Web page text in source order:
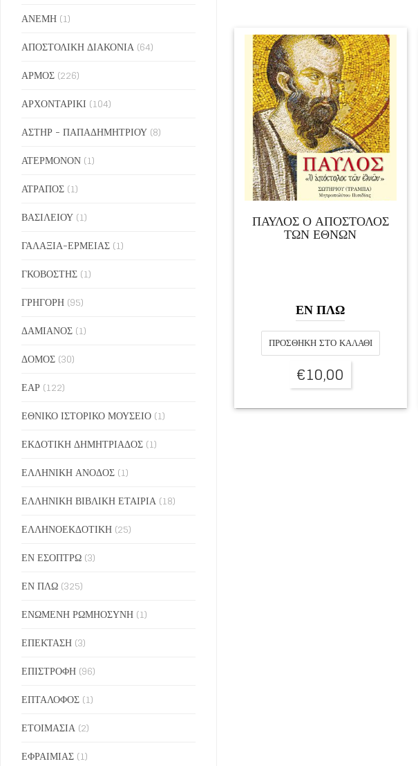
ΠΑΥΛΟΣ Ο ΑΠΌΣΤΟΛΟΣ
ΤΩΝ ΕΘΝΏΝ
ΕΝ ΠΛΩ
ΠΡΟΣΘΉΚΗ ΣΤΟ ΚΑΛΆΘΙ
€10,00
ΑΝΕΜΗ (1)
ΑΠΟΣΤΟΛΙΚΗ ΔΙΑΚΟΝΙΑ (64)
ΑΡΜΟΣ (226)
ΑΡΧΟΝΤΑΡΙΚΙ (104)
ΑΣΤΗΡ - ΠΑΠΑΔΗΜΗΤΡΙΟΥ (8)
ΑΤΕΡΜΟΝΟΝ (1)
ΑΤΡΑΠΟΣ (1)
ΒΑΣΙΛΕΙΟΥ (1)
ΓΑΛΑΞΙΑ-ΕΡΜΕΙΑΣ (1)
ΓΚΟΒΟΣΤΗΣ (1)
ΓΡΗΓΟΡΗ (95)
ΔΑΜΙΑΝΟΣ (1)
ΔΟΜΟΣ (30)
ΕΑΡ (122)
ΕΘΝΙΚΟ ΙΣΤΟΡΙΚΟ ΜΟΥΣΕΙΟ (1)
ΕΚΔΟΤΙΚΗ ΔΗΜΗΤΡΙΑΔΟΣ (1)
ΕΛΛΗΝΙΚΗ ΑΝΟΔΟΣ (1)
ΕΛΛΗΝΙΚΗ ΒΙΒΛΙΚΗ ΕΤΑΙΡΙΑ (18)
ΕΛΛΗΝΟΕΚΔΟΤΙΚΗ (25)
ΕΝ ΕΣΟΠΤΡΩ (3)
ΕΝ ΠΛΩ (325)
ΕΝΩΜΕΝΗ ΡΩΜΗΟΣΥΝΗ (1)
ΕΠΕΚΤΑΣΗ (3)
ΕΠΙΣΤΡΟΦΗ (96)
ΕΠΤΑΛΟΦΟΣ (1)
ΕΤΟΙΜΑΣΙΑ (2)
ΕΦΡΑΙΜΙΑΣ (1)